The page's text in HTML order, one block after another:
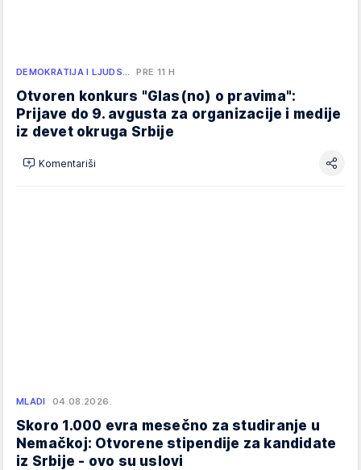
DEMOKRATIJA I LJUDS… PRE 11 H
Otvoren konkurs "Glas(no) o pravima":
Prijave do 9. avgusta za organizacije i medije
iz devet okruga Srbije
Komentariši
MLADI 04.08.2026.
Skoro 1.000 evra mesečno za studiranje u
Nemačkoj: Otvorene stipendije za kandidate
iz Srbije - ovo su uslovi